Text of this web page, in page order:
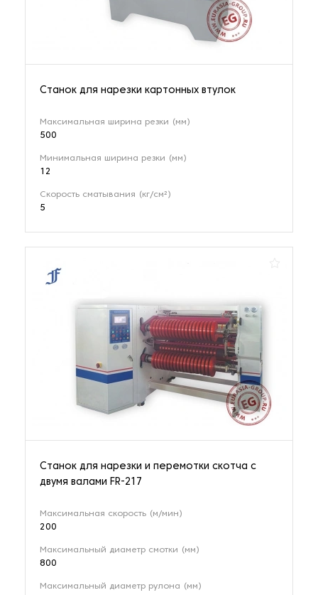
Станок для нарезки картонных втулок
Максимальная ширина резки (мм)
500
Минимальная ширина резки (мм)
12
Скорость сматывания (кг/см²)
5
Станок для нарезки и перемотки скотча с
двумя валами FR-217
Максимальная скорость (м/мин)
200
Максимальный диаметр смотки (мм)
800
Максимальный диаметр рулона (мм)